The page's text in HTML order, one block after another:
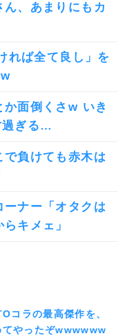
ん、あまりにもカ
れば全て良し」を
か面倒くさw いき
過ぎる…
で負けても赤木は
ーナー「オタクは
キメェ」
コラの最高傑作を、
やったぞwwwwww